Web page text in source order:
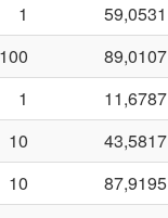
1 59,0531
100 89,0107
1 11,6787
10 43,5817
10 87,9195